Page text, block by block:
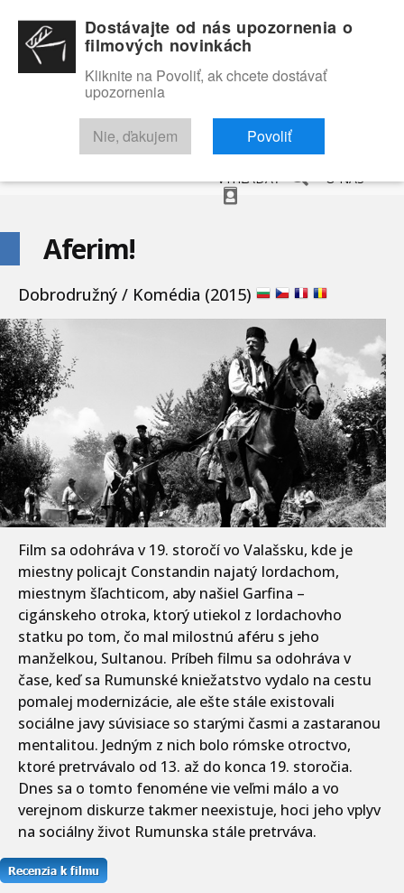
RECENZIE TRAILERY FILMOVÁ DATABÁZA
VYHĽADAŤ O NÁS
Aferim!
Dobrodružný / Komédia (2015)
Film sa odohráva v 19. storočí vo Valašsku, kde je
miestny policajt Constandin najatý Iordachom,
miestnym šľachticom, aby našiel Garfina –
cigánskeho otroka, ktorý utiekol z Iordachovho
statku po tom, čo mal milostnú aféru s jeho
manželkou, Sultanou. Príbeh filmu sa odohráva v
čase, keď sa Rumunské kniežatstvo vydalo na cestu
pomalej modernizácie, ale ešte stále existovali
sociálne javy súvisiace so starými časmi a zastaranou
mentalitou. Jedným z nich bolo rómske otroctvo,
ktoré pretrvávalo od 13. až do konca 19. storočia.
Dnes sa o tomto fenoméne vie veľmi málo a vo
verejnom diskurze takmer neexistuje, hoci jeho vplyv
na sociálny život Rumunska stále pretrváva.
Dostávajte od nás upozornenia o
filmových novinkách
Kliknite na Povoliť, ak chcete dostávať
upozornenia
Nie, ďakujem Povoliť